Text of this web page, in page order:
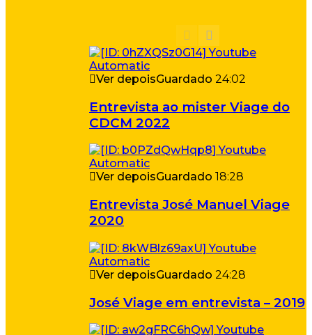
Ver depoisGuardado 24:02
Entrevista ao mister Viage do
CDCM 2022
Ver depoisGuardado 18:28
Entrevista José Manuel Viage
2020
Ver depoisGuardado 24:28
José Viage em entrevista – 2019